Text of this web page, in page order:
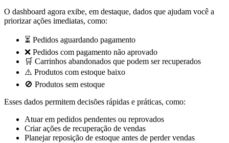
O dashboard agora exibe, em destaque, dados que ajudam você a
priorizar ações imediatas, como:
⏳ Pedidos aguardando pagamento
❌ Pedidos com pagamento não aprovado
🛒 Carrinhos abandonados que podem ser recuperados
⚠️ Produtos com estoque baixo
🚫 Produtos sem estoque
Esses dados permitem decisões rápidas e práticas, como:
Atuar em pedidos pendentes ou reprovados
Criar ações de recuperação de vendas
Planejar reposição de estoque antes de perder vendas